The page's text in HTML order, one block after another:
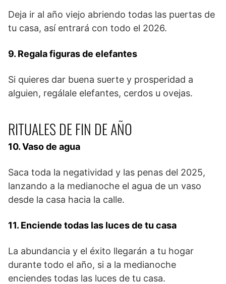
Deja ir al año viejo abriendo todas las puertas de
tu casa, así entrará con todo el 2026.
9. Regala figuras de elefantes
Si quieres dar buena suerte y prosperidad a
alguien, regálale elefantes, cerdos u ovejas.
RITUALES DE FIN DE AÑO
10. Vaso de agua
Saca toda la negatividad y las penas del 2025,
lanzando a la medianoche el agua de un vaso
desde la casa hacia la calle.
11. Enciende todas las luces de tu casa
La abundancia y el éxito llegarán a tu hogar
durante todo el año, si a la medianoche
enciendes todas las luces de tu casa.